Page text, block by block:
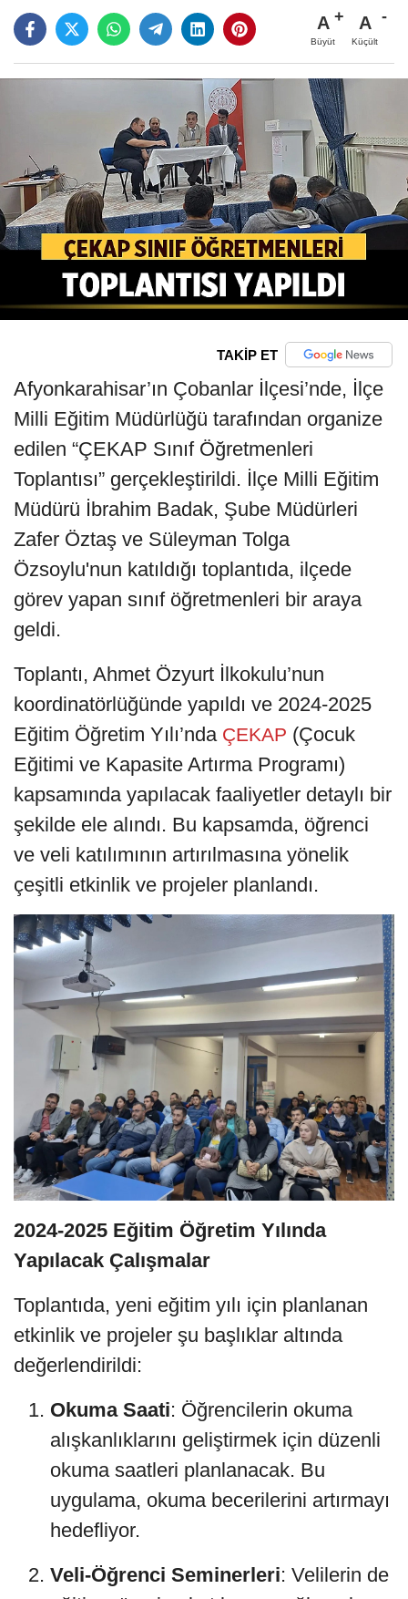
A
Büyüt
A
Küçült
TAKİP ET
Afyonkarahisar’ın Çobanlar İlçesi’nde, İlçe
Milli Eğitim Müdürlüğü tarafından organize
edilen “ÇEKAP Sınıf Öğretmenleri
Toplantısı” gerçekleştirildi. İlçe Milli Eğitim
Müdürü İbrahim Badak, Şube Müdürleri
Zafer Öztaş ve Süleyman Tolga
Özsoylu'nun katıldığı toplantıda, ilçede
görev yapan sınıf öğretmenleri bir araya
geldi.
Toplantı, Ahmet Özyurt İlkokulu’nun
koordinatörlüğünde yapıldı ve 2024-2025
Eğitim Öğretim Yılı’nda ÇEKAP (Çocuk
Eğitimi ve Kapasite Artırma Programı)
kapsamında yapılacak faaliyetler detaylı bir
şekilde ele alındı. Bu kapsamda, öğrenci
ve veli katılımının artırılmasına yönelik
çeşitli etkinlik ve projeler planlandı.
2024-2025 Eğitim Öğretim Yılında
Yapılacak Çalışmalar
Toplantıda, yeni eğitim yılı için planlanan
etkinlik ve projeler şu başlıklar altında
değerlendirildi:
Okuma Saati: Öğrencilerin okuma
alışkanlıklarını geliştirmek için düzenli
okuma saatleri planlanacak. Bu
uygulama, okuma becerilerini artırmayı
hedefliyor.
Veli-Öğrenci Seminerleri: Velilerin de